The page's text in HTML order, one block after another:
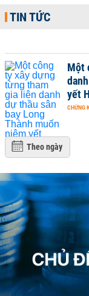
TIN TỨC
Một
yết
CHỨNG
Theo ngày